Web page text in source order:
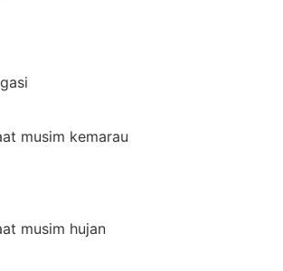
musim kemarau
musim hujan